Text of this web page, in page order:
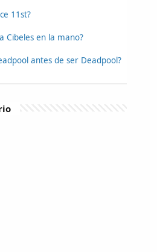
11st?
Cibeles en la mano?
antes de ser Deadpool?